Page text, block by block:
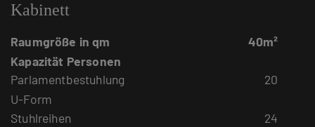
Kabinett
Raumgröße in qm
40m²
Kapazität Personen
Parlamentbestuhlung
20
U-Form
Stuhlreihen
24